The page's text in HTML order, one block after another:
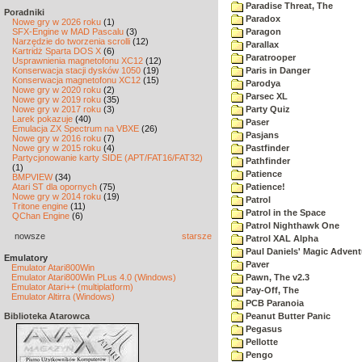
Poradniki
Nowe gry w 2026 roku (1)
SFX-Engine w MAD Pascalu (3)
Narzędzie do tworzenia scrolli (12)
Kartridż Sparta DOS X (6)
Usprawnienia magnetofonu XC12 (12)
Konserwacja stacji dysków 1050 (19)
Konserwacja magnetofonu XC12 (15)
Nowe gry w 2020 roku (2)
Nowe gry w 2019 roku (35)
Nowe gry w 2017 roku (3)
Larek pokazuje (40)
Emulacja ZX Spectrum na VBXE (26)
Nowe gry w 2016 roku (7)
Nowe gry w 2015 roku (4)
Partycjonowanie karty SIDE (APT/FAT16/FAT32)
(1)
BMPVIEW(34)
Atari ST dla opornych (75)
Nowe gry w 2014 roku (19)
Tritone engine (11)
QChan Engine (6)
nowsze starsze
Emulatory
Emulator Atari800Win
Emulator Atari800Win PLus 4.0 (Windows)
Emulator Atari++ (multiplatform)
Emulator Altirra (Windows)
Biblioteka Atarowca
Paradise Threat, The
Paradox
Paragon
Parallax
Paratrooper
Paris in Danger
Parodya
Parsec XL
Party Quiz
Paser
Pasjans
Pastfinder
Pathfinder
Patience
Patience!
Patrol
Patrol in the Space
Patrol Nighthawk One
Patrol XAL Alpha
Paul Daniels' Magic
Paver
Pawn, The v2.3
Pay-Off, The
PCB Paranoia
Peanut Butter Panic
Pegasus
Pellotte
Pengo